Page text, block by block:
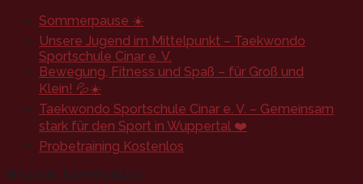
Sommerpause ☀️
Unsere Jugend im Mittelpunkt – Taekwondo
Sportschule Cinar e. V.
Bewegung, Fitness und Spaß – für Groß und
Klein! 💦☀️
Taekwondo Sportschule Cinar e. V. – Gemeinsam
stark für den Sport in Wuppertal ❤️
Probetraining Kostenlos
Neueste Kommentare